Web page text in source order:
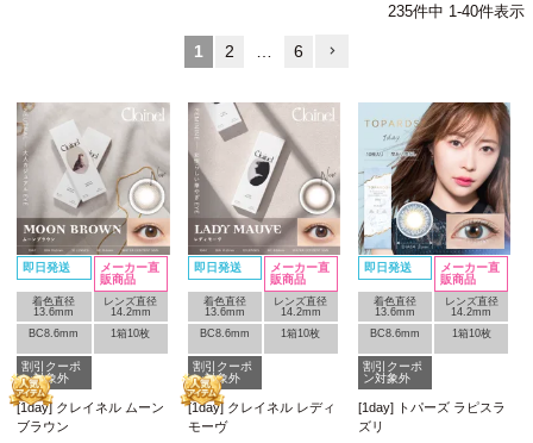
235件中 1-40件表示
1 2 6
即日発送
メーカー直
販商品
着色直径
13.6mm
レンズ直径
14.2mm
BC8.6mm
1箱10枚
割引クーポ
ン対象外
[1day] クレイネル ムーン
ブラウン
即日発送
メーカー直
販商品
着色直径
13.6mm
レンズ直径
14.2mm
BC8.6mm
1箱10枚
割引クーポ
ン対象外
[1day] クレイネル レディ
モーヴ
即日発送
メーカー直
販商品
着色直径
13.6mm
レンズ直径
14.2mm
BC8.6mm
1箱10枚
割引クーポ
ン対象外
[1day] トパーズ ラピスラ
ズリ